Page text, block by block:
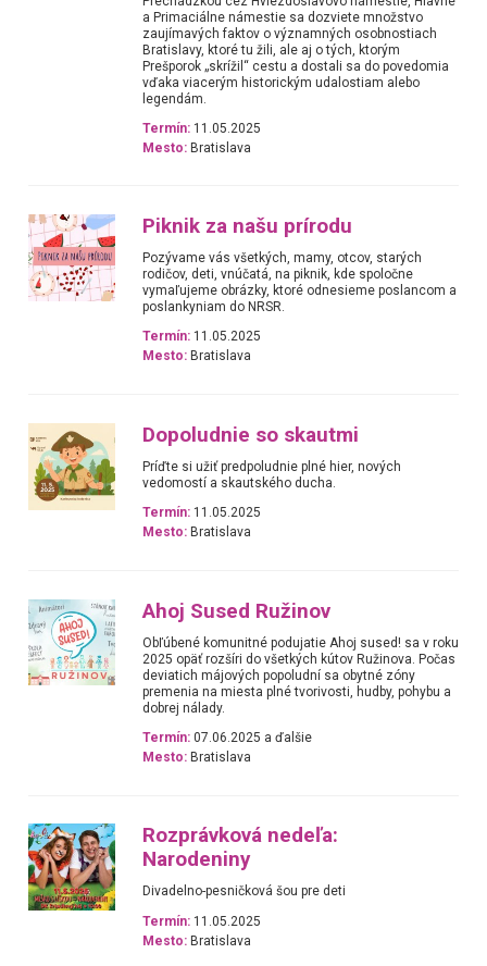
a Primaciálne námestie sa dozviete množstvo
zaujímavých faktov o významných osobnostiach
Bratislavy, ktoré tu žili, ale aj o tých, ktorým
Prešporok „skrížil“ cestu a dostali sa do povedomia
vďaka viacerým historickým udalostiam alebo
legendám.
Termín: 11.05.2025
Mesto: Bratislava
Piknik za našu prírodu
Pozývame vás všetkých, mamy, otcov, starých
rodičov, deti, vnúčatá, na piknik, kde spoločne
vymaľujeme obrázky, ktoré odnesieme poslancom a
poslankyniam do NRSR.
Termín: 11.05.2025
Mesto: Bratislava
Dopoludnie so skautmi
Príďte si užiť predpoludnie plné hier, nových
vedomostí a skautského ducha.
Termín: 11.05.2025
Mesto: Bratislava
Ahoj Sused Ružinov
Obľúbené komunitné podujatie Ahoj sused! sa v roku
2025 opäť rozšíri do všetkých kútov Ružinova. Počas
deviatich májových popoludní sa obytné zóny
premenia na miesta plné tvorivosti, hudby, pohybu a
dobrej nálady.
Termín: 07.06.2025 a ďalšie
Mesto: Bratislava
Rozprávková nedeľa:
Narodeniny
Divadelno-pesničková šou pre deti
Termín: 11.05.2025
Mesto: Bratislava